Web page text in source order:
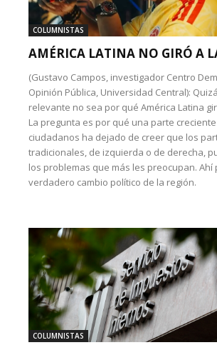
COLUMNISTAS
AMÉRICA LATINA NO GIRÓ A
(Gustavo Campos, investigador Centro
Opinión Pública, Universidad Central):
relevante no sea por qué América Latina
La pregunta es por qué una parte
ciudadanos ha dejado de creer que los
tradicionales, de izquierda o de derecha,
los problemas que más les preocupan. Ahí
verdadero cambio político de la región.
COLUMNISTAS